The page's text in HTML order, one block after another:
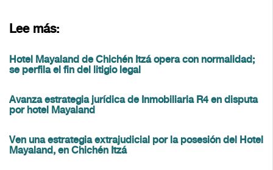
Lee más:
Hotel Mayaland de Chichén Itzá opera con normalidad;
se perfila el fin del litigio legal
Avanza estrategia jurídica de Inmobiliaria R4 en disputa
por hotel Mayaland
Ven una estrategia extrajudicial por la posesión del Hotel
Mayaland, en Chichén Itzá